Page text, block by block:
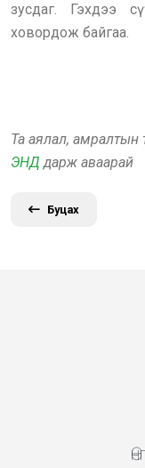
зусдаг. Гэхдээ
ховордож байгаа.
Та аялал, амралтын
ЭНД дарж аваарай
Буцах